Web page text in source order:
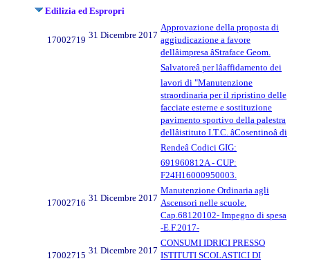
Edilizia ed Espropri
17002719 31 Dicembre 2017
Approvazione della proposta di
aggiudicazione a favore
dellâimpresa âStraface Geom.
Salvatoreâ per lâaffidamento dei
lavori di "Manutenzione
straordinaria per il ripristino delle
facciate esterne e sostituzione
pavimento sportivo della palestra
dellâistituto I.T.C. âCosentinoâ di
Rendeâ Codici GIG:
691960812A - CUP:
F24H16000950003.
17002716 31 Dicembre 2017
Manutenzione Ordinaria agli
Ascensori nelle scuole.
Cap.68120102- Impegno di spesa
-E.F.2017-
17002715 31 Dicembre 2017
CONSUMI IDRICI PRESSO
ISTITUTI SCOLASTICI DI